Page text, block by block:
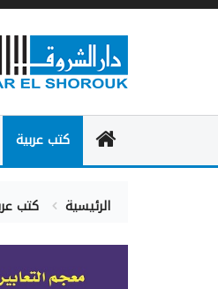
كتب عربية
الرئيسية كتب